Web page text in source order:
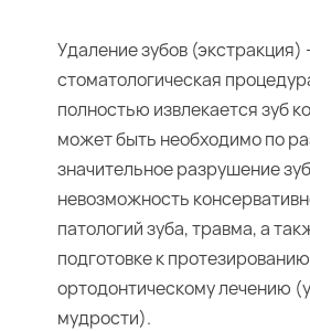
Удаление зубов (экстракция)
стоматологическая
полностью извлекается зуб
может быть необходимо по
значительное разрушение
невозможность
патологий зуба, травма, а
подготовке к
ортодонтическому лечению
мудрости).